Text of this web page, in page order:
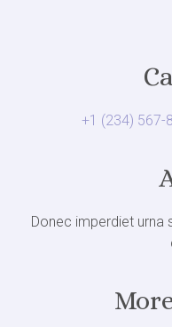
+1 (234) 567-
Donec imperdiet urna